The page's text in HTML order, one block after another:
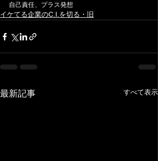
自己責任、プラス発想
イケてる企業のC.I.を切る・旧
最新記事 すべて表示